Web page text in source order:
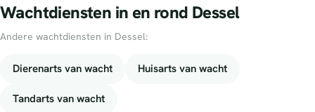
Wachtdiensten in en rond Dessel
Andere wachtdiensten in Dessel:
Dierenarts van wacht Huisarts van wacht
Tandarts van wacht